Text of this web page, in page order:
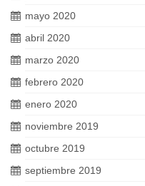
mayo 2020
abril 2020
marzo 2020
febrero 2020
enero 2020
noviembre 2019
octubre 2019
septiembre 2019